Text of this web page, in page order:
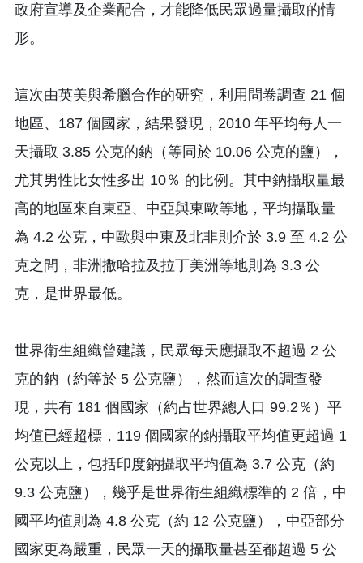
政府宣導及企業配合，才能降低民眾過量攝取的情
形。
這次由英美與希臘合作的研究，利用問卷調查 21 個
地區、187 個國家，結果發現，2010 年平均每人一
天攝取 3.85 公克的鈉（等同於 10.06 公克的鹽），
尤其男性比女性多出 10％ 的比例。其中鈉攝取量最
高的地區來自東亞、中亞與東歐等地，平均攝取量
為 4.2 公克，中歐與中東及北非則介於 3.9 至 4.2 公
克之間，非洲撒哈拉及拉丁美洲等地則為 3.3 公
克，是世界最低。
世界衛生組織曾建議，民眾每天應攝取不超過 2 公
克的鈉（約等於 5 公克鹽），然而這次的調查發
現，共有 181 個國家（約占世界總人口 99.2％）平
均值已經超標，119 個國家的鈉攝取平均值更超過 1
公克以上，包括印度鈉攝取平均值為 3.7 公克（約
9.3 公克鹽），幾乎是世界衛生組織標準的 2 倍，中
國平均值則為 4.8 公克（約 12 公克鹽），中亞部分
國家更為嚴重，民眾一天的攝取量甚至都超過 5 公